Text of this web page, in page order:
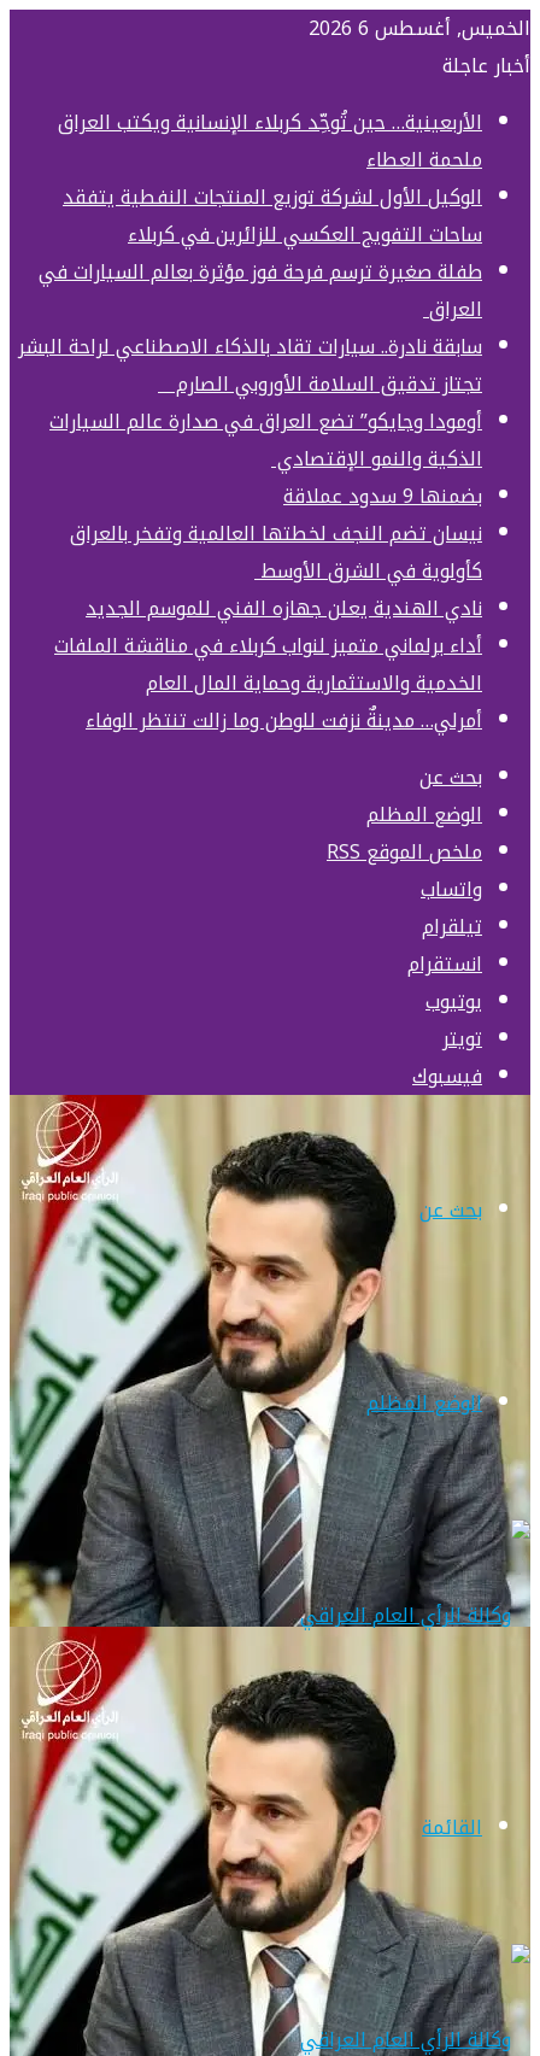
الخميس, أغسطس 6 2026
أخبار عاجلة
الأربعينية… حين تُوحِّد كربلاء الإنسانية ويكتب العراق
ملحمة العطاء
الوكيل الأول لشركة توزيع المنتجات النفطية يتفقد
ساحات التفويج العكسي للزائرين في كربلاء
طفلة صغيرة ترسم فرحة فوز مؤثرة بعالم السيارات في
العراق
سابقة نادرة.. سيارات تقاد بالذكاء الاصطناعي لراحة البشر
تجتاز تدقيق السلامة الأوروبي الصارم
أومودا وجايكو” تضع العراق في صدارة عالم السيارات
الذكية والنمو الإقتصادي
بضمنها 9 سدود عملاقة
نيسان تضم النجف لخطتها العالمية وتفخر بالعراق
كأولوية في الشرق الأوسط
نادي الهندية يعلن جهازه الفني للموسم الجديد
أداء برلماني متميز لنواب كربلاء في مناقشة الملفات
الخدمية والاستثمارية وحماية المال العام
أمرلي… مدينةٌ نزفت للوطن وما زالت تنتظر الوفاء
بحث عن
الوضع المظلم
ملخص الموقع RSS
واتساب
تيلقرام
انستقرام
يوتيوب
تويتر
فيسبوك
بحث عن
الوضع المظلم
القائمة